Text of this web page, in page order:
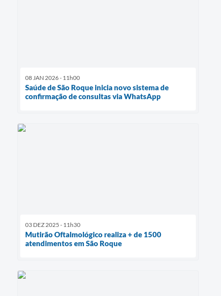
08 JAN 2026 - 11h00
Saúde de São Roque inicia novo sistema de
confirmação de consultas via WhatsApp
03 DEZ 2025 - 11h30
Mutirão Oftalmológico realiza + de 1500
atendimentos em São Roque